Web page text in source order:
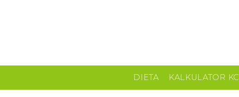
DIETA KALKULATOR